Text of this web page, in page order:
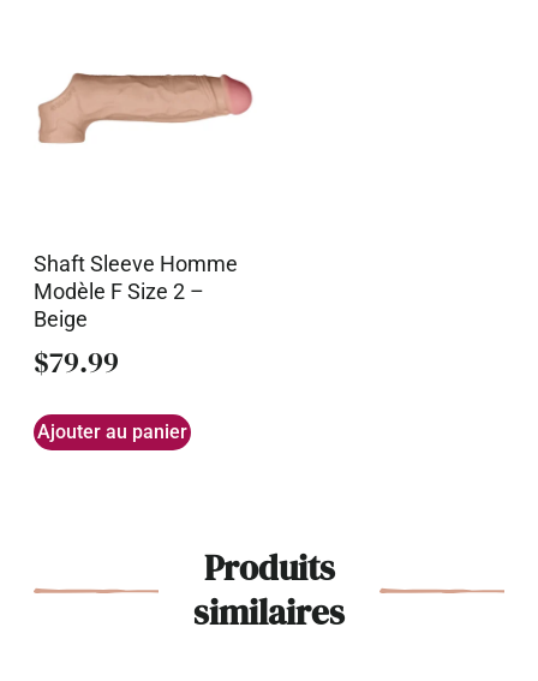
Shaft Sleeve Homme
Modèle F Size 2 –
Beige
$79.99
Ajouter au panier
Produits
similaires